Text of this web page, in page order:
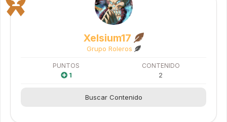
Xelsium17
Grupo Roleros
PUNTOS
1
CONTENIDO
2
Buscar Contenido